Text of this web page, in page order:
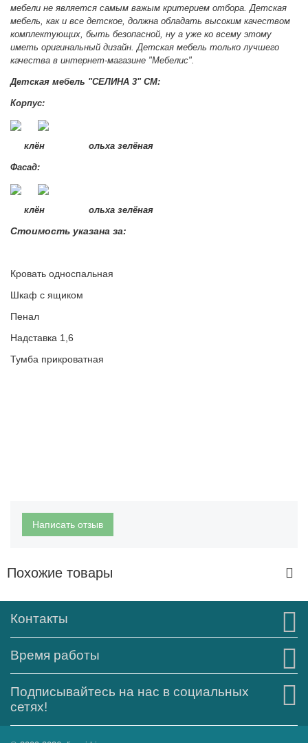
мебели не является самым важым критерием отбора. Детская
мебель, как и все детское, должна обладать высоким качеством
комплектующих, быть безопасной, ну а уже ко всему этому
иметь оригинальный дизайн. Детская мебель только лучшего
качества в интернет-магазине "Мебелис".
Детская мебель "СЕЛИНА 3" СМ:
Корпус:
клён ольха зелёная
Фасад:
клён ольха зелёная
Стоимость указана за:
Кровать односпальная
Шкаф с ящиком
Пенал
Надставка 1,6
Тумба прикроватная
Написать отзыв
Похожие товары
Контакты
Время работы
Подписывайтесь на нас в социальных
сетях!